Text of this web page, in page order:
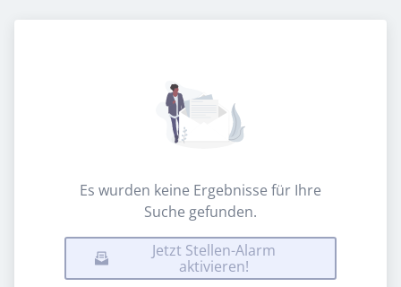
Es wurden keine Ergebnisse für Ihre
Suche gefunden.
Jetzt Stellen-Alarm
aktivieren!